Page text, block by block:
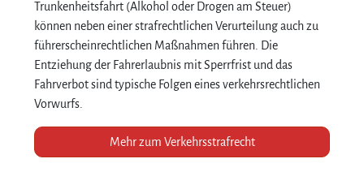
Trunkenheitsfahrt (Alkohol oder Drogen am Steuer)
können neben einer strafrechtlichen Verurteilung auch zu
führerscheinrechtlichen Maßnahmen führen. Die
Entziehung der Fahrerlaubnis mit Sperrfrist und das
Fahrverbot sind typische Folgen eines verkehrsrechtlichen
Vorwurfs.
Mehr zum Verkehrsstrafrecht